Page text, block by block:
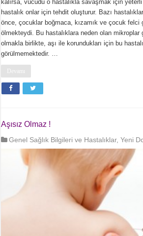
kalırsa, vücudu o hastalıkla savaşmak için
hastalık onlar için tehdit oluşturur. Bazı
önce, çocuklar boğmaca, kızamık ve çocuk felci
ölmekteydi. Bu hastalıklara neden olan mikroplar
olmakla birlikte, aşı ile korundukları için bu
görülmemektedir. …
Devamı
Aşısız Olmaz !
Genel Sağlık Bilgileri ve Hastalıklar,Yeni